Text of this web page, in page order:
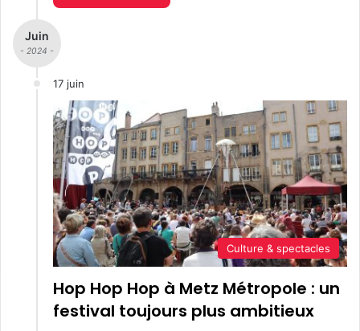
Juin
- 2024 -
17 juin
Culture & spectacles
Hop Hop Hop à Metz Métropole : un
festival toujours plus ambitieux